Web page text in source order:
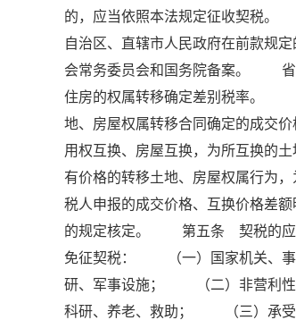
的，应当依照本法规定征收契税
自治区、直辖市人民政府在前款规
会常务委员会和国务院备案。 省
住房的权属转移确定差别税率。
地、房屋权属转移合同确定的成交
用权互换、房屋互换，为所互换的
有价格的转移土地、房屋权属行为
税人申报的成交价格、互换价格差
的规定核定。 第五条 契税的应
免征契税： （一）国家机关、事
研、军事设施； （二）非营利性
科研、养老、救助； （三）承受